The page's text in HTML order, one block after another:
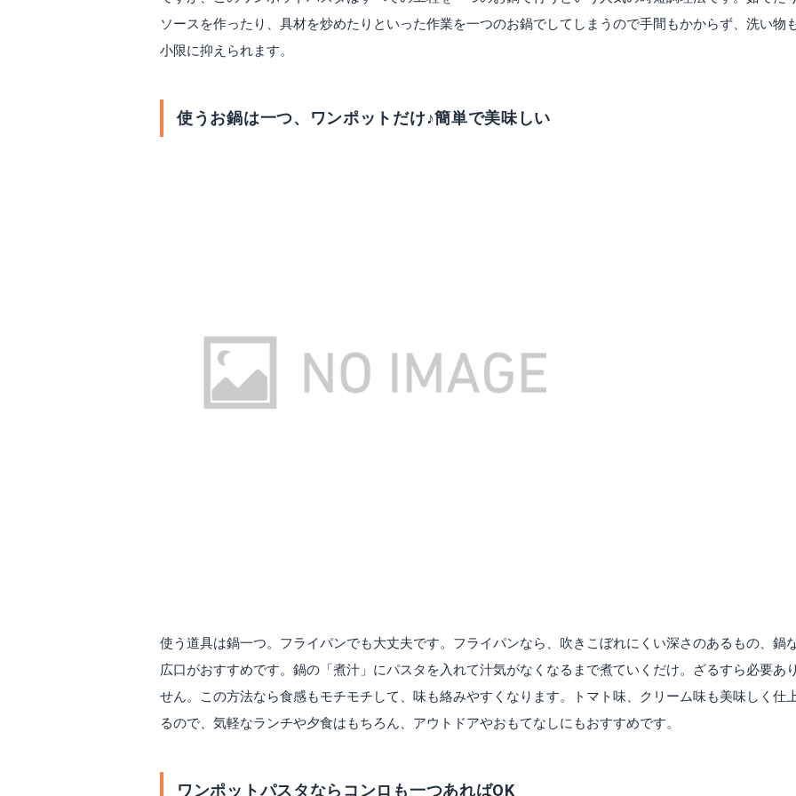
ソースを作ったり、具材を炒めたりといった作業を一つのお鍋でしてしまうので手間もかからず、洗い物
小限に抑えられます。
使うお鍋は一つ、ワンポットだけ♪簡単で美味しい
使う道具は鍋一つ。フライパンでも大丈夫です。フライパンなら、吹きこぼれにくい深さのあるもの、鍋
広口がおすすめです。鍋の「煮汁」にパスタを入れて汁気がなくなるまで煮ていくだけ。ざるすら必要あ
せん。この方法なら食感もモチモチして、味も絡みやすくなります。トマト味、クリーム味も美味しく仕
るので、気軽なランチや夕食はもちろん、アウトドアやおもてなしにもおすすめです。
ワンポットパスタならコンロも一つあればOK